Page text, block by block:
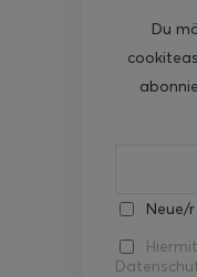
Du
Neue/